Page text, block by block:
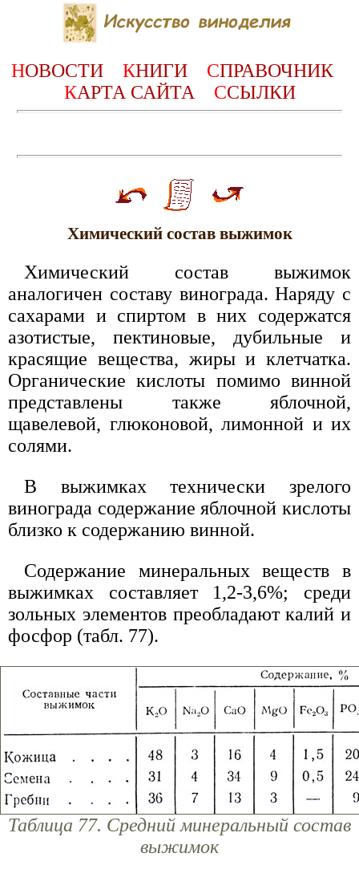
НОВОСТИ КНИГИ СПРАВОЧНИК
КАРТА САЙТА ССЫЛКИ
Химический состав выжимок
Химический состав выжимок
аналогичен составу винограда. Наряду с
сахарами и спиртом в них содержатся
азотистые, пектиновые, дубильные и
красящие вещества, жиры и клетчатка.
Органические кислоты помимо винной
представлены также яблочной,
щавелевой, глюконовой, лимонной и их
солями.
В выжимках технически зрелого
винограда содержание яблочной кислоты
близко к содержанию винной.
Содержание минеральных веществ в
выжимках составляет 1,2-3,6%; среди
зольных элементов преобладают калий и
фосфор (табл. 77).
Таблица 77. Средний минеральный состав
выжимок